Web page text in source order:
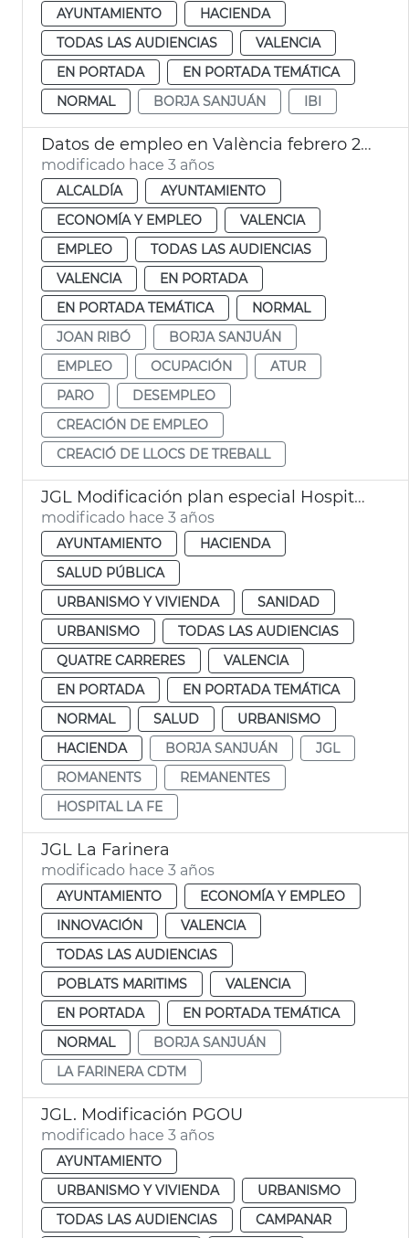
AYUNTAMIENTO
HACIENDA
TODAS LAS AUDIENCIAS
VALENCIA
EN PORTADA
EN PORTADA TEMÁTICA
NORMAL
BORJA SANJUÁN IBI
Datos de empleo en València febrero 2023
modificado hace 3 años
ALCALDÍA
AYUNTAMIENTO
ECONOMÍA Y EMPLEO
VALENCIA
EMPLEO
TODAS LAS AUDIENCIAS
VALENCIA
EN PORTADA
EN PORTADA TEMÁTICA
NORMAL
JOAN RIBÓ
BORJA SANJUÁN
EMPLEO
OCUPACIÓN
ATUR
PARO
DESEMPLEO
CREACIÓN DE EMPLEO
CREACIÓ DE LLOCS DE TREBALL
JGL Modificación plan especial Hospital la Fe
modificado hace 3 años
AYUNTAMIENTO
HACIENDA
SALUD PÚBLICA
URBANISMO Y VIVIENDA
SANIDAD
URBANISMO
TODAS LAS AUDIENCIAS
QUATRE CARRERES
VALENCIA
EN PORTADA
EN PORTADA TEMÁTICA
NORMAL
SALUD
URBANISMO
HACIENDA
BORJA SANJUÁN
JGL
ROMANENTS
REMANENTES
HOSPITAL LA FE
JGL La Farinera
modificado hace 3 años
AYUNTAMIENTO
ECONOMÍA Y EMPLEO
INNOVACIÓN
VALENCIA
TODAS LAS AUDIENCIAS
POBLATS MARITIMS
VALENCIA
EN PORTADA
EN PORTADA TEMÁTICA
NORMAL
BORJA SANJUÁN
LA FARINERA CDTM
JGL. Modificación PGOU
modificado hace 3 años
AYUNTAMIENTO
URBANISMO Y VIVIENDA
URBANISMO
TODAS LAS AUDIENCIAS
CAMPANAR